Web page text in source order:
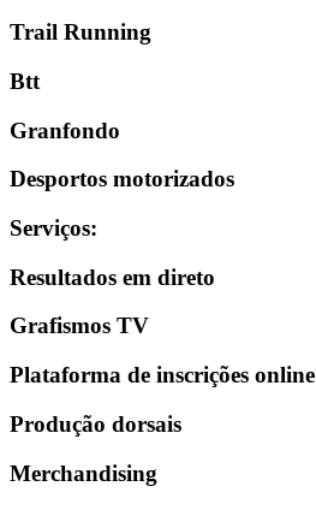
Trail Running
Btt
Granfondo
Desportos motorizados
Serviços:
Resultados em direto
Grafismos TV
Plataforma de inscrições online
Produção dorsais
Merchandising